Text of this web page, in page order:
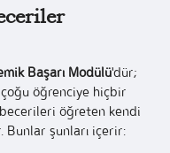
Başarı Modülü'dür;
öğrenciye hiçbir
öğreten kendi
Bunlar şunları içerir: